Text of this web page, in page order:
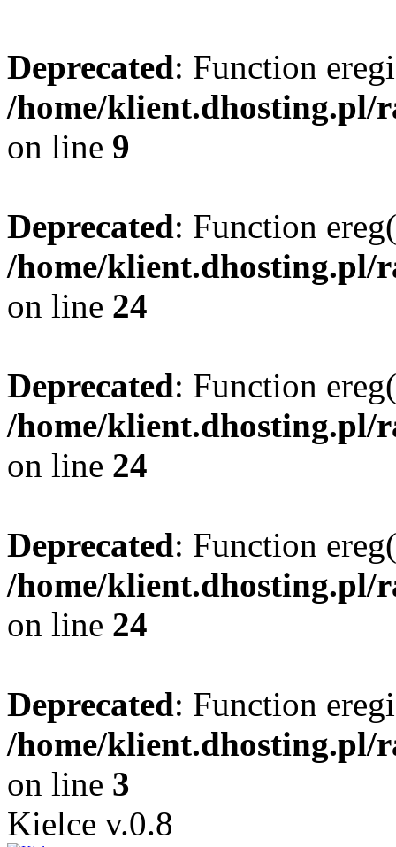
Deprecated: Function
/home/klient.dhosting.pl/
on line 9
Deprecated: Function
/home/klient.dhosting.pl/
on line 24
Deprecated: Function
/home/klient.dhosting.pl/
on line 24
Deprecated: Function
/home/klient.dhosting.pl/
on line 24
Deprecated: Function
/home/klient.dhosting.pl/
on line 3
Kielce v.0.8